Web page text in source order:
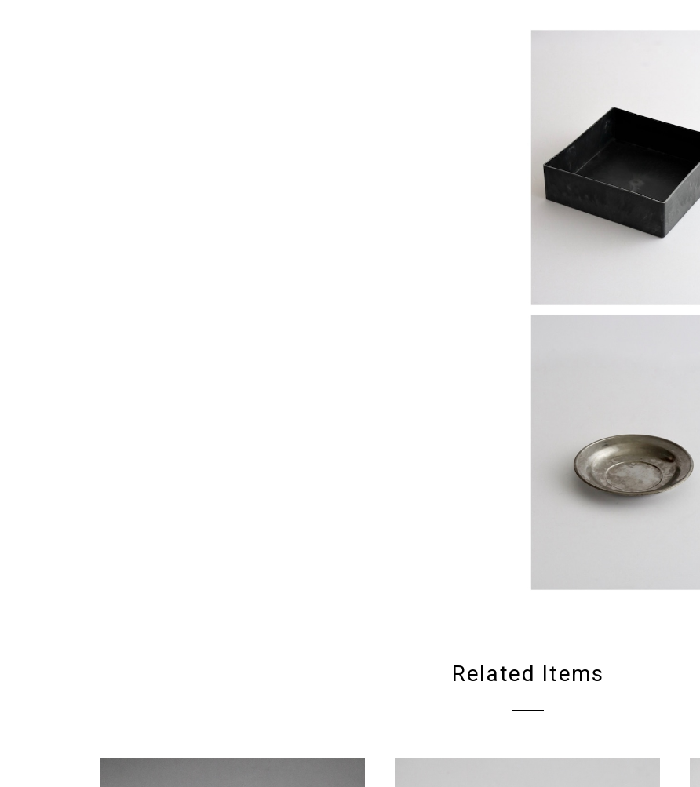
Related Items